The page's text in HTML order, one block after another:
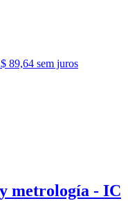
89,64 sem juros
metrología - IC